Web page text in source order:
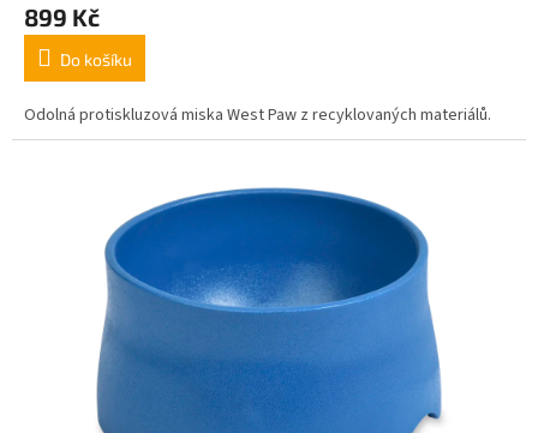
899 Kč
Do košíku
Odolná protiskluzová miska West Paw z recyklovaných materiálů.